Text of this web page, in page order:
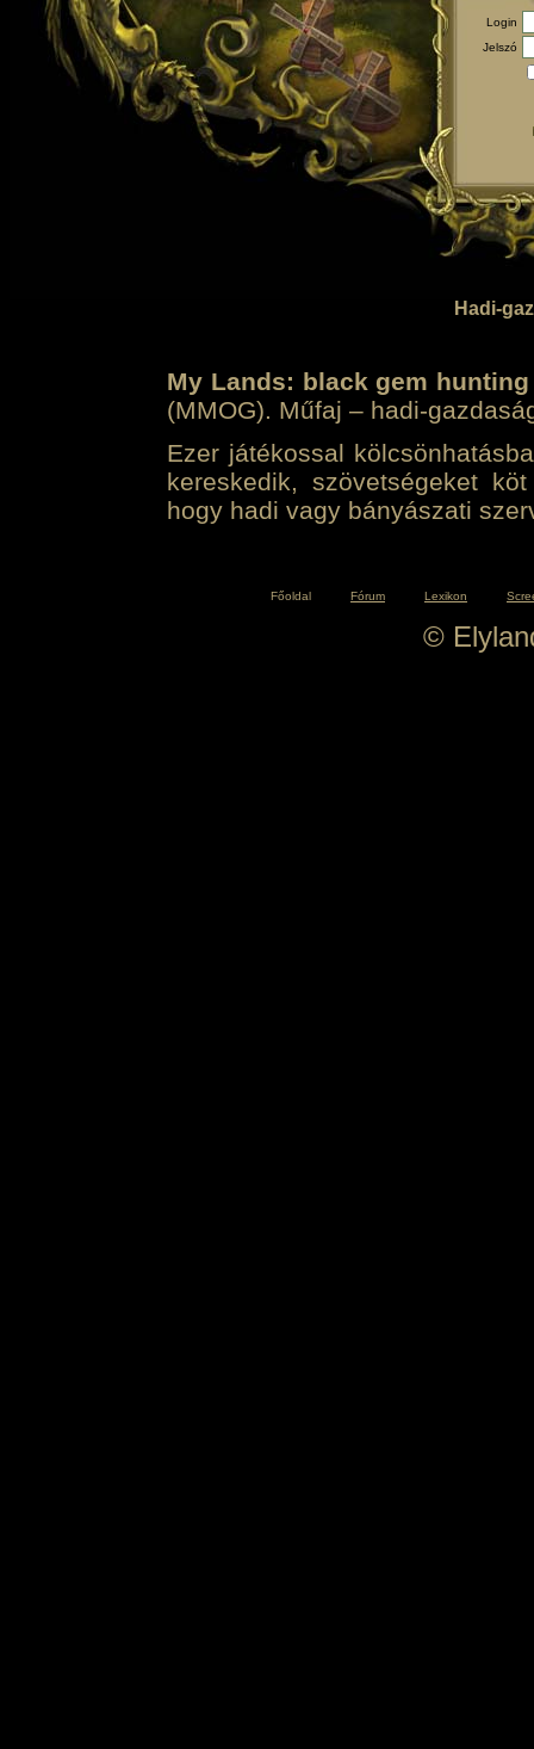
Login
Jelszó
Hadi-
My Lands: black gem hunting
(MMOG). Műfaj – hadi-
Ezer játékossal
kereskedik, szövetségeket
hogy hadi vagy bányászati
Főoldal Fórum Lexikon
©